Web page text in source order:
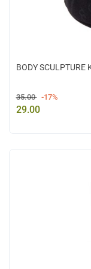
BODY SCULPTURE
35.00 -17%
29.00